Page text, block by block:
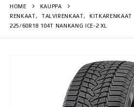
HOME
KAUPPA
RENKAAT, TALVIRENKAAT,
KITKARENKAAT
225/60R18 104T NANKANG ICE-2 XL